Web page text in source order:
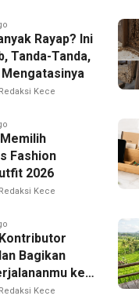
Rayap? Ini
Tanda-Tanda,
Mengatasinya
Redaksi Kece
Fashion
2026
Redaksi Kece
Bagikan
ke
Pembaca
Redaksi Kece